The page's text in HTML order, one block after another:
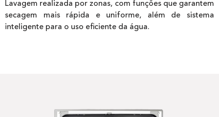
Lavagem realizada por zonas, com funções que garantem
secagem mais rápida e uniforme, além de sistema
inteligente para o uso eficiente da água.